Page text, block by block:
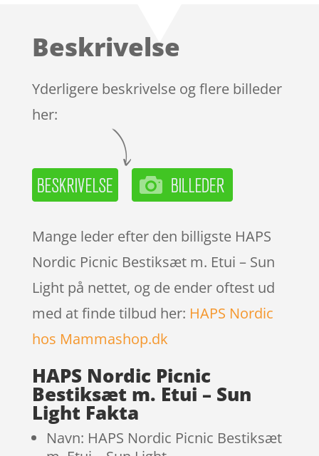
Beskrivelse
Yderligere beskrivelse og flere billeder
her:
Mange leder efter den billigste HAPS
Nordic Picnic Bestiksæt m. Etui – Sun
Light på nettet, og de ender oftest ud
med at finde tilbud her: HAPS Nordic
hos Mammashop.dk
HAPS Nordic Picnic
Bestiksæt m. Etui – Sun
Light Fakta
Navn: HAPS Nordic Picnic Bestiksæt